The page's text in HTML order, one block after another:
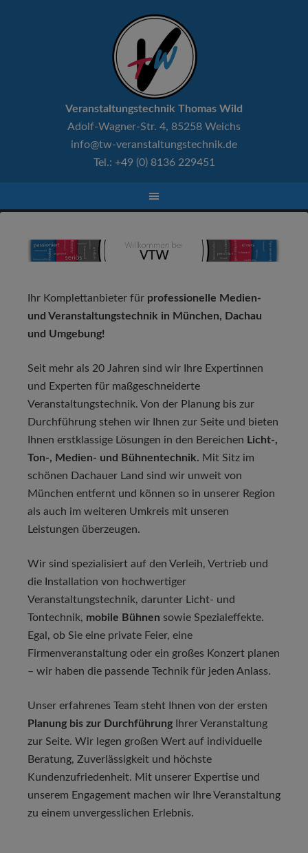
Veranstaltungstechnik Thomas Wild
Adolf-Wagner-Str. 4, 85258 Weichs
info@tw-veranstaltungstechnik.de
Tel.: +49 (0) 8136 229451
Ihr Komplettanbieter für professionelle Medien-
und Veranstaltungstechnik in München, Dachau
und Umgebung!
Seit mehr als 20 Jahren sind wir Ihre Expertinnen
und Experten für maßgeschneiderte
Veranstaltungstechnik. Von der Planung bis zur
Durchführung stehen wir Ihnen zur Seite und bieten
Ihnen erstklassige Lösungen in den Bereichen Licht-,
Ton-, Medien- und Bühnentechnik. Mit Sitz im
schönen Dachauer Land sind wir unweit von
München entfernt und können so in unserer Region
als auch im weiteren Umkreis mit unseren
Leistungen überzeugen.
Wir sind spezialisiert auf den Verleih, Vertrieb und
die Installation von hochwertiger
Veranstaltungstechnik, darunter Licht- und
Tontechnik, mobile Bühnen sowie Spezialeffekte.
Egal, ob Sie eine private Feier, eine
Firmenveranstaltung oder ein großes Konzert planen
– wir haben die passende Technik für jeden Anlass.
Unser erfahrenes Team steht Ihnen von der ersten
Planung bis zur Durchführung Ihrer Veranstaltung
zur Seite. Wir legen großen Wert auf individuelle
Beratung, Zuverlässigkeit und höchste
Kundenzufriedenheit. Mit unserer Expertise und
unserem Engagement machen wir Ihre Veranstaltung
zu einem unvergesslichen Erlebnis.